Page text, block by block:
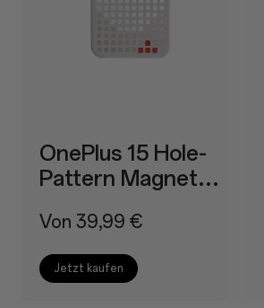
OnePlus 15 Hole-
Pattern Magnetic
Von 39,99 €
Jetzt kaufen